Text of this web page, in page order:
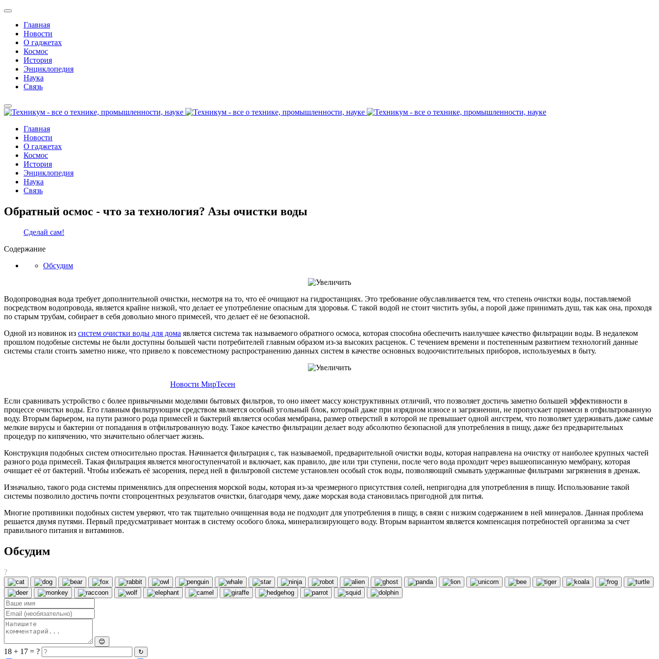
Главная
Новости
О гаджетах
Космос
История
Энциклопедия
Наука
Связь
Главная
Новости
О гаджетах
Космос
История
Энциклопедия
Наука
Связь
Обратный осмос - что за технология? Азы очистки воды
Сделай сам!
Содержание
Обсудим
Водопроводная вода требует дополнительной очистки, несмотря на то, что её очищают на гидростанциях. Это требование обуславливается тем, что степень очистки воды, поставляемой
посредством водопровода, является крайне низкой, что делает ее употребление опасным для здоровья. С такой водой не стоит чистить зубы, а порой даже принимать душ, так как она, проходя
по старым трубам, собирает в себя довольно много примесей, что делает её не безопасной.
Одной из новинок из систем очистки воды для дома является система так называемого обратного осмоса, которая способна обеспечить наилучшее качество фильтрации воды. В недалеком
прошлом подобные системы не были доступны большей части потребителей главным образом из-за высоких расценок. С течением времени и постепенным развитием технологий данные
системы стали стоить заметно ниже, что привело к повсеместному распространению данных систем в качестве основных водоочистительных приборов, используемых в быту.
Новости МирТесен
Если сравнивать устройство с более привычными моделями бытовых фильтров, то оно имеет массу конструктивных отличий, что позволяет достичь заметно большей эффективности в
процессе очистки воды. Его главным фильтрующим средством является особый угольный блок, который даже при изрядном износе и загрязнении, не пропускает примеси в отфильтрованную
воду. Вторым барьером, на пути разного рода примесей и бактерий является особая мембрана, размер отверстий в которой не превышает одной ангстрем, что позволяет удерживать даже самые
мелкие вирусы и бактерии от попадания в отфильтрованную воду. Такое качество фильтрации делает воду абсолютно безопасной для употребления в пищу, даже без предварительных
процедур по кипячению, что значительно облегчает жизнь.
Конструкция подобных систем относительно простая. Начинается фильтрация с, так называемой, предварительной очистки воды, которая направлена на очистку от наиболее крупных частей
разного рода примесей. Такая фильтрация является многоступенчатой и включает, как правило, две или три ступени, после чего вода проходит через вышеописанную мембрану, которая
очищает её от бактерий. Чтобы избежать её засорения, перед ней в фильтровой системе установлен особый сток воды, позволяющий смывать удержанные фильтрами загрязнения в дренаж.
Изначально, такого рода системы применялись для опреснения морской воды, которая из-за чрезмерного присутствия солей, непригодна для употребления в пищу. Использование такой
системы позволило достичь почти стопроцентных результатов очистки, благодаря чему, даже морская вода становилась пригодной для питья.
Многие противники подобных систем уверяют, что так тщательно очищенная вода не подходит для употребления в пищу, в связи с низким содержанием в ней минералов. Данная проблема
решается двумя путями. Первый предусматривает монтаж в систему особого блока, минерализирующего воду. Вторым вариантом является компенсация потребностей организма за счет
правильного питания и витаминов.
Обсудим
?
😊
18 + 17 = ? ↻